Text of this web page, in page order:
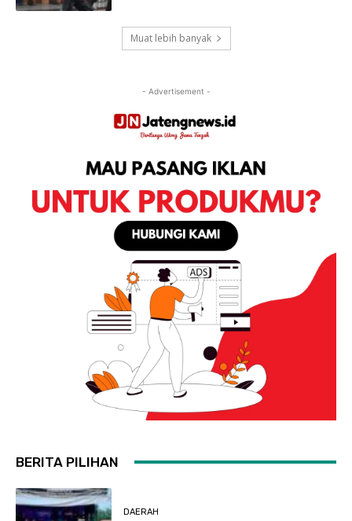
Muat lebih banyak
- Advertisement -
BERITA PILIHAN
DAERAH